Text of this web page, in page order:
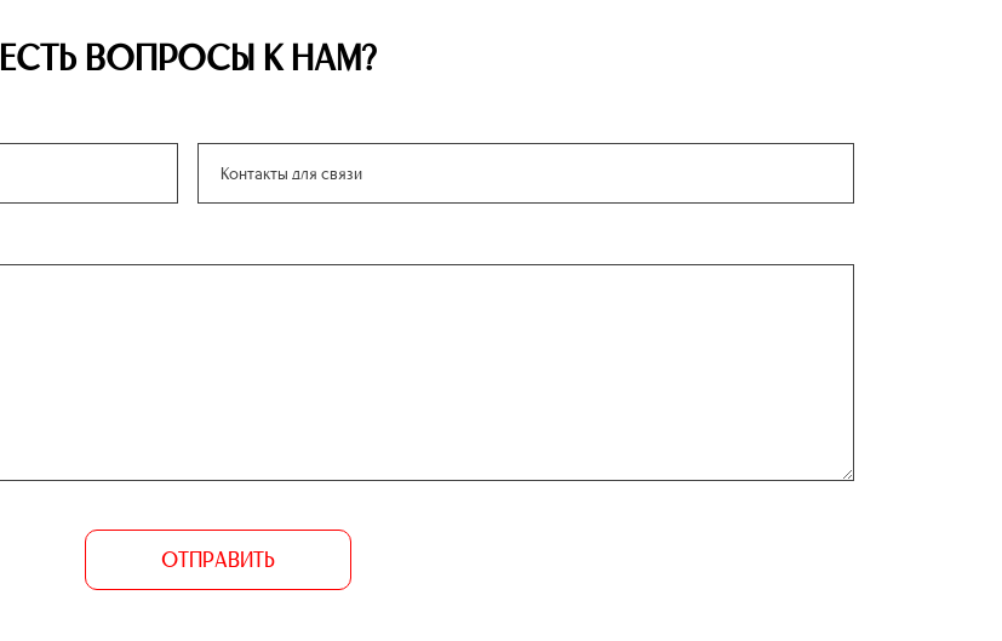
ЕСТЬ ВОПРОСЫ К НАМ?
ОТПРАВИТЬ